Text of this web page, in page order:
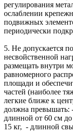
регулирования
ослаблении
подвижных
периодически
5. Не допускается
несвойственной
размещать внутри
равномерного
площади и
частей (наиболее
легкие ближе к
должна
длинной от 60 см
15 кг, - длинной